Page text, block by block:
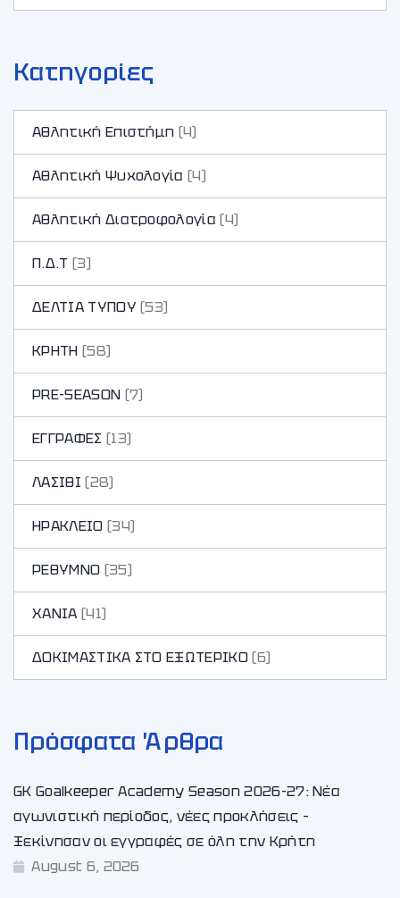
Κατηγορίες
Αθλητική Επιστήμη (4)
Αθλητική Ψυχολογία (4)
Αθλητική Διατροφολογία (4)
Π.Δ.Τ (3)
ΔΕΛΤΙΑ ΤΥΠΟΥ (53)
ΚΡΗΤΗ (58)
PRE-SEASON (7)
ΕΓΓΡΑΦΕΣ (13)
ΛΑΣΙΘΙ (28)
ΗΡΑΚΛΕΙΟ (34)
ΡΕΘΥΜΝΟ (35)
ΧΑΝΙA (41)
ΔΟΚΙΜΑΣΤΙΚΑ ΣΤΟ ΕΞΩΤΕΡΙΚΟ(6)
Πρόσφατα Άρθρα
GK Goalkeeper Academy Season 2026-27: Νέα
αγωνιστική περίοδος, νέες προκλήσεις –
Ξεκίνησαν οι εγγραφές σε όλη την Κρήτη
August 6, 2026